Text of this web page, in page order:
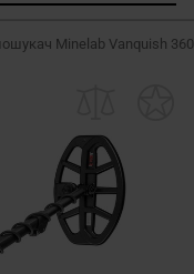
Minelab Vanquish 360